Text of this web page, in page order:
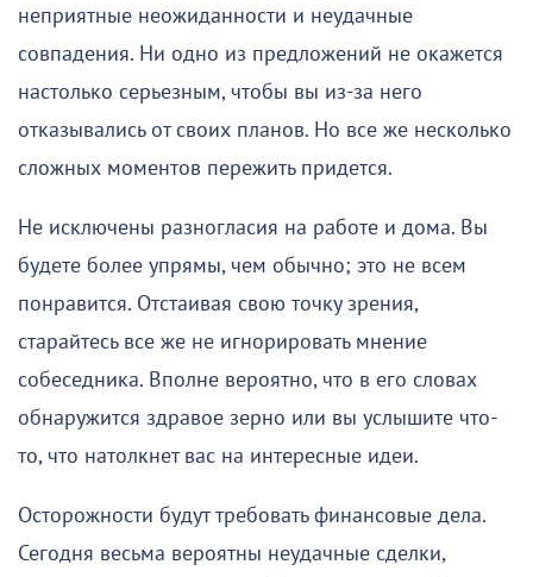
неприятные неожиданности и неудачные
совпадения. Ни одно из предложений не окажется
настолько серьезным, чтобы вы из-за него
отказывались от своих планов. Но все же несколько
сложных моментов пережить придется.
Не исключены разногласия на работе и дома. Вы
будете более упрямы, чем обычно; это не всем
понравится. Отстаивая свою точку зрения,
старайтесь все же не игнорировать мнение
собеседника. Вполне вероятно, что в его словах
обнаружится здравое зерно или вы услышите что-
то, что натолкнет вас на интересные идеи.
Осторожности будут требовать финансовые дела.
Сегодня весьма вероятны неудачные сделки,